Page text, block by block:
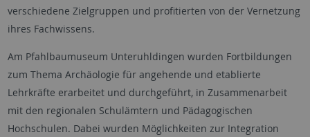
verschiedene Zielgruppen und profitierten von der Vernetzung
ihres Fachwissens.
Am Pfahlbaumuseum Unteruhldingen wurden Fortbildungen
zum Thema Archäologie für angehende und etablierte
Lehrkräfte erarbeitet und durchgeführt, in Zusammenarbeit
mit den regionalen Schulämtern und Pädagogischen
Hochschulen. Dabei wurden Möglichkeiten zur Integration